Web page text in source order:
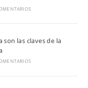
son las claves de la